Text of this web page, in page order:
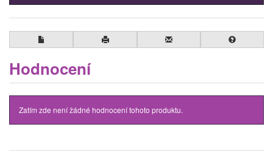
Hodnocení
Zatím zde není žádné hodnocení tohoto produktu.